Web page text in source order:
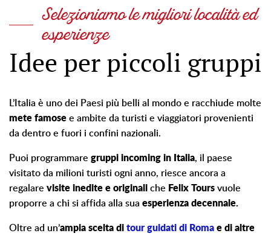
Selezioniamo le migliori località ed
esperienze
Idee per piccoli gruppi
L’Italia è uno dei Paesi più belli al mondo e racchiude molte
mete famose e ambite da turisti e viaggiatori provenienti
da dentro e fuori i confini nazionali.
Puoi programmare gruppi incoming in Italia, il paese
visitato da milioni turisti ogni anno, riesce ancora a
regalare visite inedite e originali che Felix Tours vuole
proporre a chi si affida alla sua esperienza decennale.
Oltre ad un’ampia scelta di tour guidati di Roma e di altre